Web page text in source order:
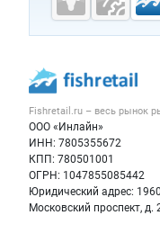
Важные
Fishretail.ru – весь рынок
ООО «Инлайн»
ИНН: 7805355672
КПП: 780501001
ОГРН: 1047855085442
Юридический адрес:
Московский проспект, д.